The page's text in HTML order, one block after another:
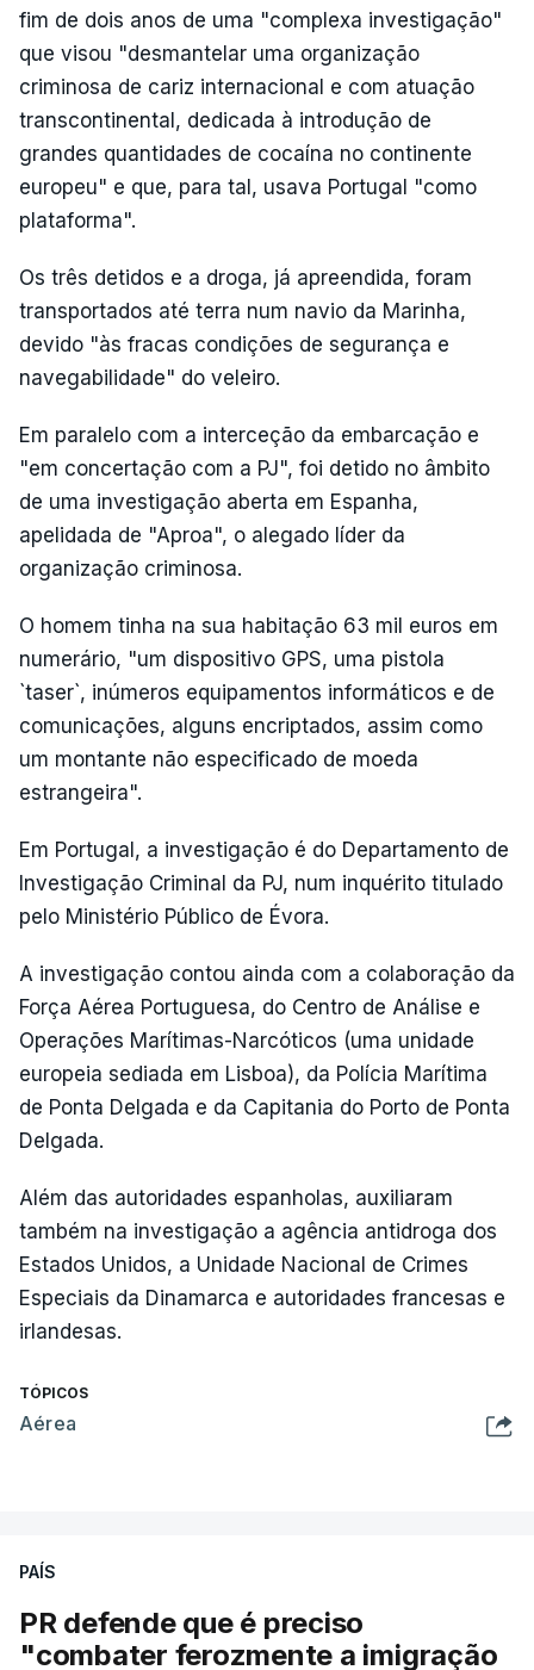
fim de dois anos de uma "complexa investigação"
que visou "desmantelar uma organização
criminosa de cariz internacional e com atuação
transcontinental, dedicada à introdução de
grandes quantidades de cocaína no continente
europeu" e que, para tal, usava Portugal "como
plataforma".
Os três detidos e a droga, já apreendida, foram
transportados até terra num navio da Marinha,
devido "às fracas condições de segurança e
navegabilidade" do veleiro.
Em paralelo com a interceção da embarcação e
"em concertação com a PJ", foi detido no âmbito
de uma investigação aberta em Espanha,
apelidada de "Aproa", o alegado líder da
organização criminosa.
O homem tinha na sua habitação 63 mil euros em
numerário, "um dispositivo GPS, uma pistola
`taser`, inúmeros equipamentos informáticos e de
comunicações, alguns encriptados, assim como
um montante não especificado de moeda
estrangeira".
Em Portugal, a investigação é do Departamento de
Investigação Criminal da PJ, num inquérito titulado
pelo Ministério Público de Évora.
A investigação contou ainda com a colaboração da
Força Aérea Portuguesa, do Centro de Análise e
Operações Marítimas-Narcóticos (uma unidade
europeia sediada em Lisboa), da Polícia Marítima
de Ponta Delgada e da Capitania do Porto de Ponta
Delgada.
Além das autoridades espanholas, auxiliaram
também na investigação a agência antidroga dos
Estados Unidos, a Unidade Nacional de Crimes
Especiais da Dinamarca e autoridades francesas e
irlandesas.
TÓPICOS
Aérea
PAÍS
PR defende que é preciso
"combater ferozmente a imigração